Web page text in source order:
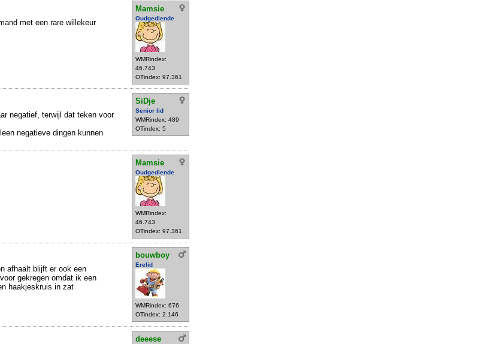
Mamsie
Oudgediende
WMRindex:
46.743
OTindex: 97.361
met een rare willekeur
SiDje
Senior lid
WMRindex: 489
OTindex: 5
negatief, terwijl dat teken voor
negatieve dingen kunnen
Mamsie
Oudgediende
WMRindex:
46.743
OTindex: 97.361
bouwboy
Erelid
WMRindex: 676
OTindex: 2.146
afhaalt blijft er ook een
gekregen omdat ik een
haakjeskruis in zat
deeese